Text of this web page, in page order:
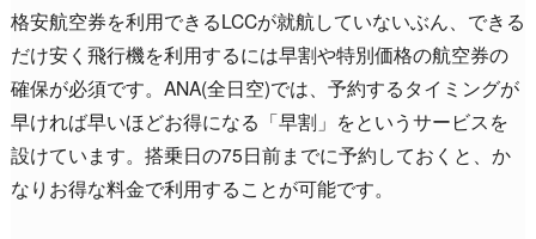
格安航空券を利用できるLCCが就航していないぶん、できる
だけ安く飛行機を利用するには早割や特別価格の航空券の
確保が必須です。ANA(全日空)では、予約するタイミングが
早ければ早いほどお得になる「早割」をというサービスを
設けています。搭乗日の75日前までに予約しておくと、か
なりお得な料金で利用することが可能です。